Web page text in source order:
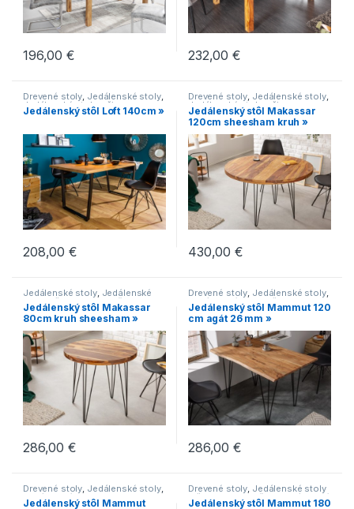
196,00€ 232,00€
Drevené stoly, Jedálenské stoly,
Jedálenské stoly s čiernou
podnožou,Jedálenské stoly v
Jedálenské stoly zo svetlého
dreva,Novinky
Jedálenský stôl Loft 140cm »
208,00€
Drevené stoly, Jedálenské stoly,
Jedálenské stoly s čiernou
podnožou,Jedálenské stoly v
industriálnom štýle, Jedálenské
Stoly
Jedálenský stôl Makassar
120cm sheesham kruh »
430,00€
Jedálenské stoly, Jedálenské
stoly s čiernou podnožou
Jedálenské stoly v
industriálnom štýle,Jedálenské
Jedálenské stoly zo svetlého
dreva,Novinky,Stoly
Jedálenský stôl Makassar
80cm kruh sheesham »
286,00€
Drevené stoly Jedálenské stoly,
Jedálenské stoly s čiernou
podnožou,Jedálenské stoly v
industriálnom štýle,
stoly zo svetlého dreva
Stoly
Jedálenský stôl Mammut 120
cm agát 26 mm »
286,00€
Drevené stoly, Jedálenské stoly,
Jedálenské stoly v
industriálnom štýle,Jedálenské
Jedálenský stôl Mammut
Drevené stoly, Jedálenské stoly
s čiernou podnožou, Jedálenské
stoly v industriálnom štýle,
Jedálenský stôl Mammut 180